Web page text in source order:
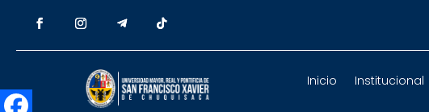
Inicio Institucional